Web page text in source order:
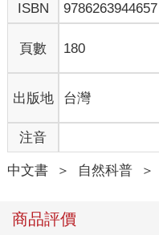
ISBN
9786263944657
頁數 180
出版地 台灣
注音
中文書 ＞ 自然科普 ＞
商品評價